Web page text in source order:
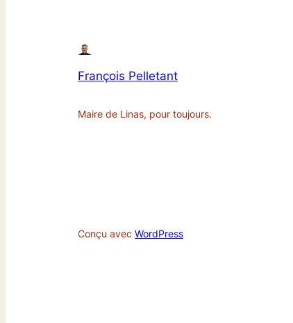
François Pelletant
Maire de Linas, pour toujours.
Conçu avec WordPress